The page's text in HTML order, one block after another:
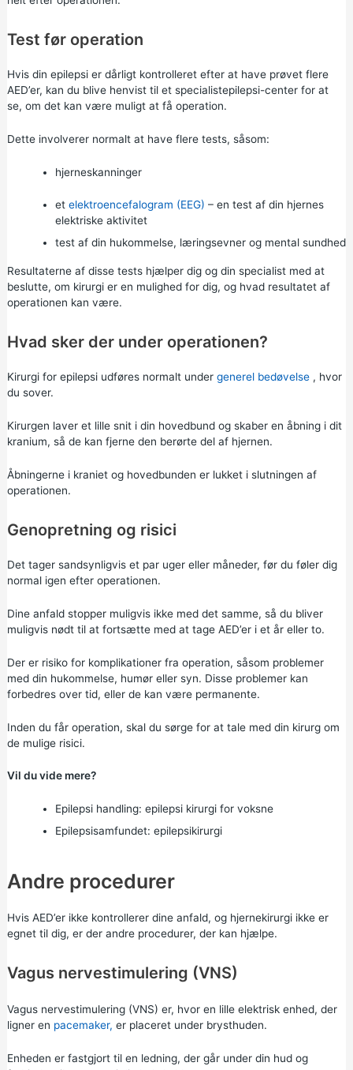
Test før operation
Hvis din epilepsi er dårligt kontrolleret efter at have prøvet flere
AED’er, kan du blive henvist til et specialistepilepsi-center for at
se, om det kan være muligt at få operation.
Dette involverer normalt at have flere tests, såsom:
hjerneskanninger
et elektroencefalogram (EEG) – en test af din hjernes
elektriske aktivitet
test af din hukommelse, læringsevner og mental sundhed
Resultaterne af disse tests hjælper dig og din specialist med at
beslutte, om kirurgi er en mulighed for dig, og hvad resultatet af
operationen kan være.
Hvad sker der under operationen?
Kirurgi for epilepsi udføres normalt under generel bedøvelse, hvor
du sover.
Kirurgen laver et lille snit i din hovedbund og skaber en åbning i dit
kranium, så de kan fjerne den berørte del af hjernen.
Åbningerne i kraniet og hovedbunden er lukket i slutningen af
operationen.
Genopretning og risici
Det tager sandsynligvis et par uger eller måneder, før du føler dig
normal igen efter operationen.
Dine anfald stopper muligvis ikke med det samme, så du bliver
muligvis nødt til at fortsætte med at tage AED’er i et år eller to.
Der er risiko for komplikationer fra operation, såsom problemer
med din hukommelse, humør eller syn. Disse problemer kan
forbedres over tid, eller de kan være permanente.
Inden du får operation, skal du sørge for at tale med din kirurg om
de mulige risici.
Vil du vide mere?
Epilepsi handling: epilepsi kirurgi for voksne
Epilepsisamfundet: epilepsikirurgi
Andre procedurer
Hvis AED’er ikke kontrollerer dine anfald, og hjernekirurgi ikke er
egnet til dig, er der andre procedurer, der kan hjælpe.
Vagus nervestimulering (VNS)
Vagus nervestimulering (VNS) er, hvor en lille elektrisk enhed, der
ligner en pacemaker, er placeret under brysthuden.
Enheden er fastgjort til en ledning, der går under din hud og